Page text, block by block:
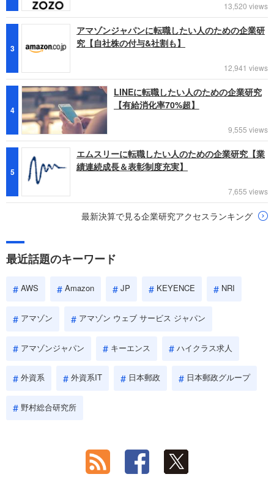
13,520 views
3
アマゾンジャパンに転職したい人のための企業研
究【自社株の付与&社割も】
12,941 views
4
LINEに転職したい人のための企業研究
【有給消化率70%超】
9,555 views
5
エムスリーに転職したい人のための企業研究【業
績連続成長＆表彰制度充実】
7,655 views
最新決算で見る企業研究アクセスランキング
最近話題のキーワード
AWS Amazon JP KEYENCE NRI
アマゾン アマゾン ウェブ サービス ジャパン
アマゾンジャパン キーエンス ハイクラス求人
外資系 外資系IT 日本郵政 日本郵政グループ
野村総合研究所